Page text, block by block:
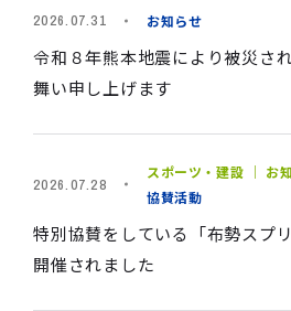
2026.07.31 お知らせ
令和８年熊本地震により被災さ
舞い申し上げます
2026.07.28
スポーツ・建設 ｜ お
協賛活動
特別協賛をしている「布勢スプ
開催されました